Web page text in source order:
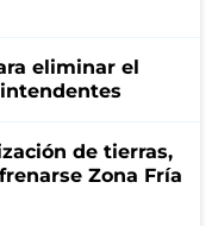
eliminar el
de tierras,
Zona Fría